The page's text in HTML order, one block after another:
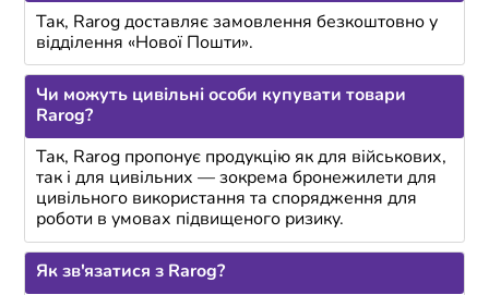
Так, Rarog доставляє замовлення безкоштовно у
відділення «Нової Пошти».
Чи можуть цивільні особи купувати товари
Rarog?
Так, Rarog пропонує продукцію як для військових,
так і для цивільних — зокрема бронежилети для
цивільного використання та спорядження для
роботи в умовах підвищеного ризику.
Як зв'язатися з Rarog?